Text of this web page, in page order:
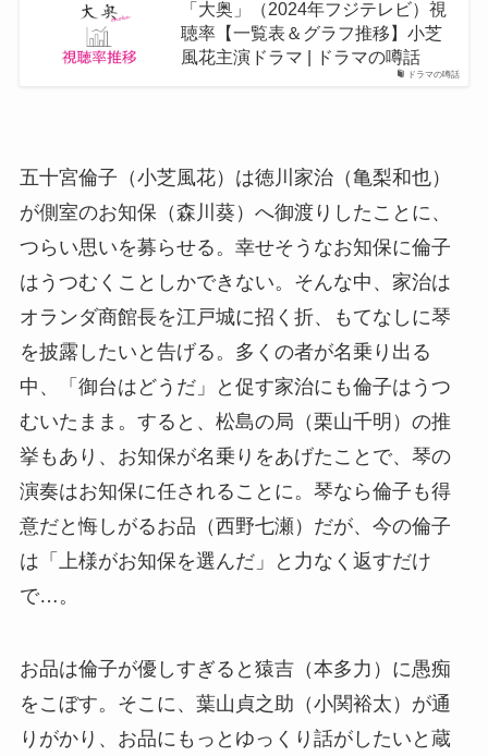
ドラマの噂話
「大奥」（2024年フジテレビ）視
聴率【一覧表＆グラフ推移】小芝
風花主演ドラマ | ドラマの噂話
五十宮倫子（小芝風花）は徳川家治（亀梨和也）
が側室のお知保（森川葵）へ御渡りしたことに、
つらい思いを募らせる。幸せそうなお知保に倫子
はうつむくことしかできない。そんな中、家治は
オランダ商館長を江戸城に招く折、もてなしに琴
を披露したいと告げる。多くの者が名乗り出る
中、「御台はどうだ」と促す家治にも倫子はうつ
むいたまま。すると、松島の局（栗山千明）の推
挙もあり、お知保が名乗りをあげたことで、琴の
演奏はお知保に任されることに。琴なら倫子も得
意だと悔しがるお品（西野七瀬）だが、今の倫子
は「上様がお知保を選んだ」と力なく返すだけ
で…。
お品は倫子が優しすぎると猿吉（本多力）に愚痴
をこぼす。そこに、葉山貞之助（小関裕太）が通
りがかり、お品にもっとゆっくり話がしたいと蔵